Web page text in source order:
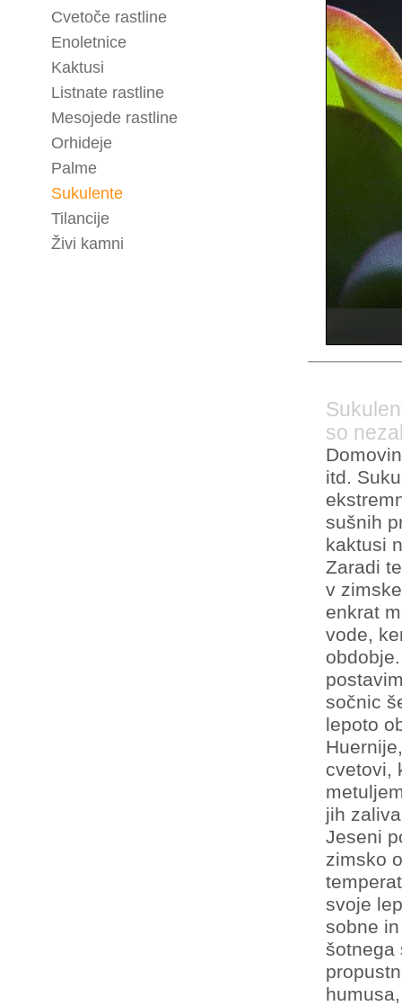
Cvetoče rastline
Enoletnice
Kaktusi
Listnate rastline
Mesojede rastline
Orhideje
Palme
Sukulente
Tilancije
Živi kamni
so
itd.
sušnih
kaktusi
Zaradi
v
enkrat
vode,
sočnic
lepoto
cvetovi,
jih
Jeseni
zimsko
svoje
sobne
šotnega